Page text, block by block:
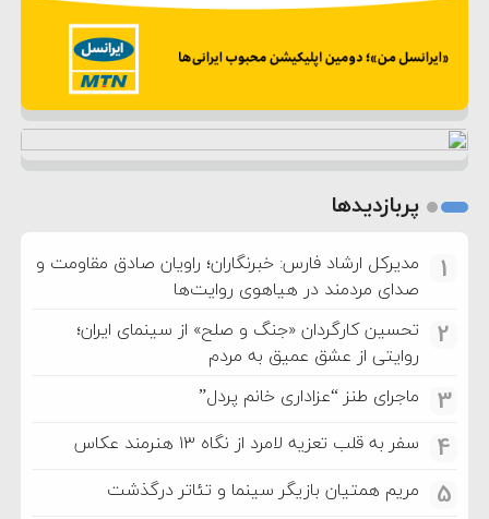
پربازدیدها
1
مدیرکل ارشاد فارس: خبرنگاران؛ راویان صادق مقاومت و
صدای مردمند در هیاهوی روایت‌ها
2
تحسین کارگردان «جنگ و صلح» از سینمای ایران؛
روایتی از عشق عمیق به مردم
3 ماجرای طنز “عزاداری خانم پردل”
4 سفر به قلب تعزیه لامرد از نگاه ۱۳ هنرمند عکاس
5 مریم همتیان بازیگر سینما و تئاتر درگذشت